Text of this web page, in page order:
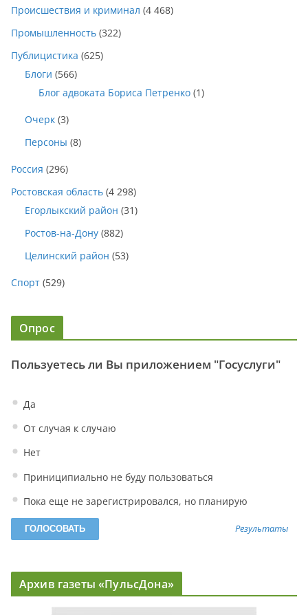
Происшествия и криминал (4 468)
Промышленность (322)
Публицистика (625)
Блоги (566)
Блог адвоката Бориса Петренко (1)
Очерк (3)
Персоны (8)
Россия (296)
Ростовская область (4 298)
Егорлыкский район (31)
Ростов-на-Дону (882)
Целинский район (53)
Спорт (529)
Опрос
Пользуетесь ли Вы приложением "Госуслуги"
Да
От случая к случаю
Нет
Приниципиально не буду пользоваться
Пока еще не зарегистрировался, но планирую
Результаты
Архив газеты «ПульсДона»